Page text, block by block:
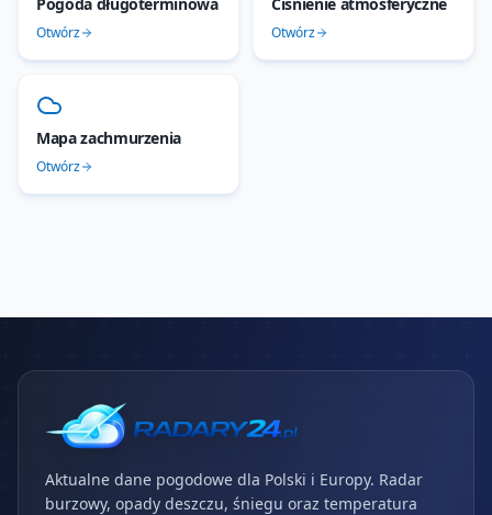
Otwórz Otwórz
Mapa zachmurzenia
Otwórz
Aktualne dane pogodowe dla Polski i Europy. Radar
burzowy, opady deszczu, śniegu oraz temperatura